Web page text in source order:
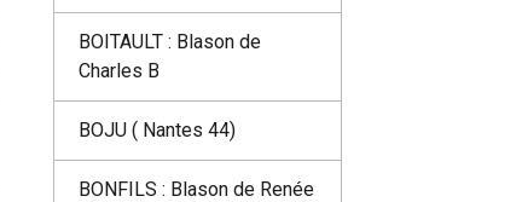
BOITAULT : Blason de
Charles B
BOJU ( Nantes 44)
BONFILS : Blason de Renée